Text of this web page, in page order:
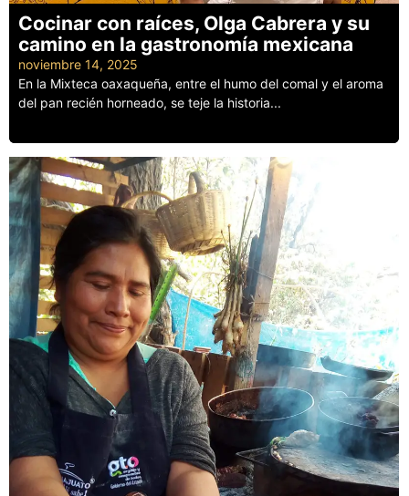
Cocinar con raíces, Olga Cabrera y su
camino en la gastronomía mexicana
noviembre 14, 2025
En la Mixteca oaxaqueña, entre el humo del comal y el aroma
del pan recién horneado, se teje la historia...